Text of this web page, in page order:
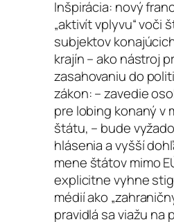
Inšpirácia: nový
„aktivít vplyvu“ voči
subjektov
krajín – ako nástroj
zasahovaniu do
zákon: – zavedie
pre lobing konaný v
štátu, – bude
hlásenia a vyšší
mene štátov mimo
explicitne vyhne
médií ako
pravidlá sa viažu na